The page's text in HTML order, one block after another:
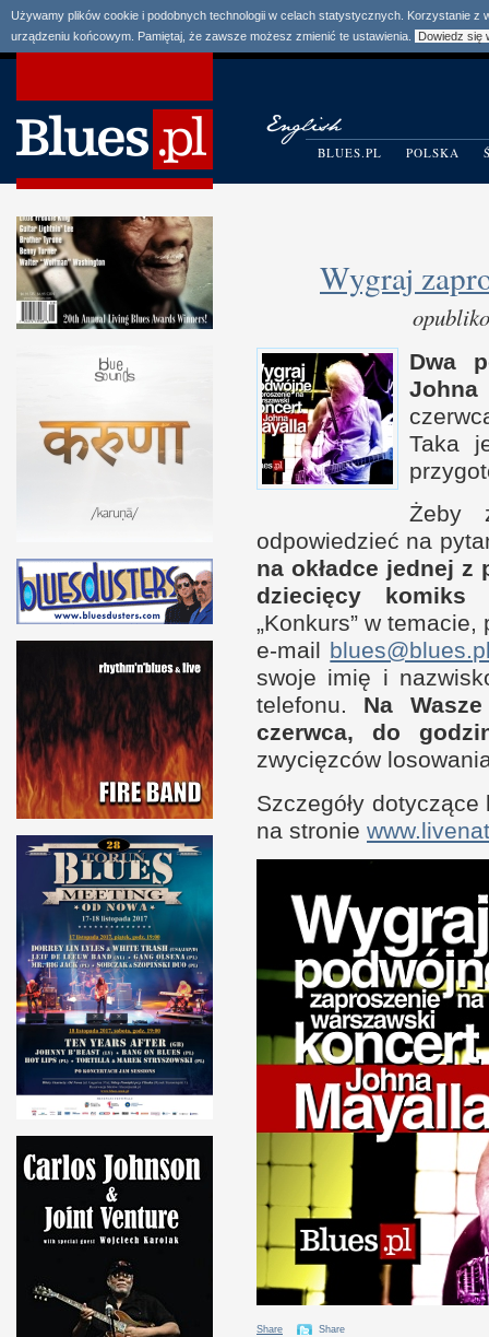
Używamy plików cookie i podobnych technologii w celach statystycznych. Korzystanie
urządzeniu końcowym. Pamiętaj, że zawsze możesz zmienić te ustawienia.
Dowiedz się
BLUES.PL POLSKA
Wygraj
Dwa
Johna
Taka
Żeby
odpowiedzieć na
na okładce jednej z
dziecięcy komiks
„Konkurs” w temacie,
e-mail
swoje imię i n
telefonu. Na
czerwca, do
zwycięzców
Szczegóły
na stronie
Share Share